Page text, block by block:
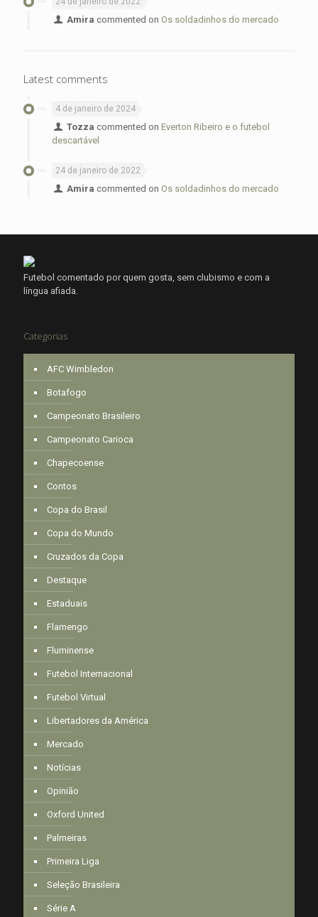
Amira commented onOs soldadinhos do mercado
Latest comments
4 de janeiro de 2024
Tozza commented onEverton Ribeiro e o futebol
descartável
24 de janeiro de 2022
Amira commented onOs soldadinhos do mercado
Futebol comentado por quem gosta, sem clubismo e com a
língua afiada.
Categorias
AFC Wimbledon
Botafogo
Campeonato Brasileiro
Campeonato Carioca
Chapecoense
Contos
Copa do Brasil
Copa do Mundo
Cruzados da Copa
Destaque
Estaduais
Flamengo
Fluminense
Futebol Internacional
Futebol Virtual
Libertadores da América
Mercado
Notícias
Opinião
Oxford United
Palmeiras
Primeira Liga
Seleção Brasileira
Série A